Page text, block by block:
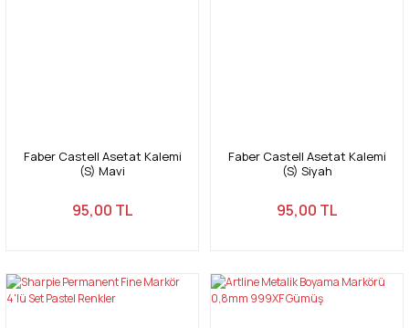
Faber Castell Asetat Kalemi
(S) Mavi
95,00 TL
Faber Castell Asetat Kalemi
(S) Siyah
95,00 TL